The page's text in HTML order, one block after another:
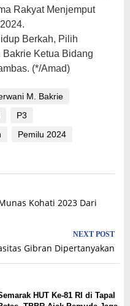
Rakyat Menjemput
Berkah, Pilih
Bakrie Ketua Bidang
(*/Amad)
M. Bakrie
P3
Pemilu 2024
Kohati 2023 Dari
NEXT POST
Gibran Dipertanyakan
HUT Ke-81 RI di Tapal